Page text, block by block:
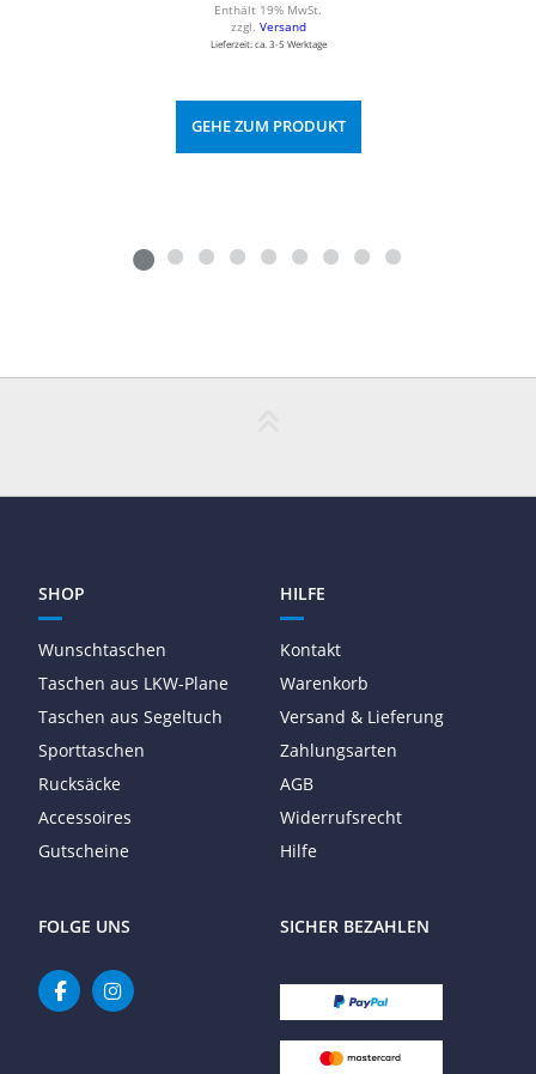
Enthält 19% MwSt.
zzgl. Versand
Lieferzeit: ca. 3-5 Werktage
GEHE ZUM PRODUKT
SHOP
Wunschtaschen
Taschen aus LKW-Plane
Taschen aus Segeltuch
Sporttaschen
Rucksäcke
Accessoires
Gutscheine
HILFE
Kontakt
Warenkorb
Versand & Lieferung
Zahlungsarten
AGB
Widerrufsrecht
Hilfe
FOLGE UNS SICHER BEZAHLEN